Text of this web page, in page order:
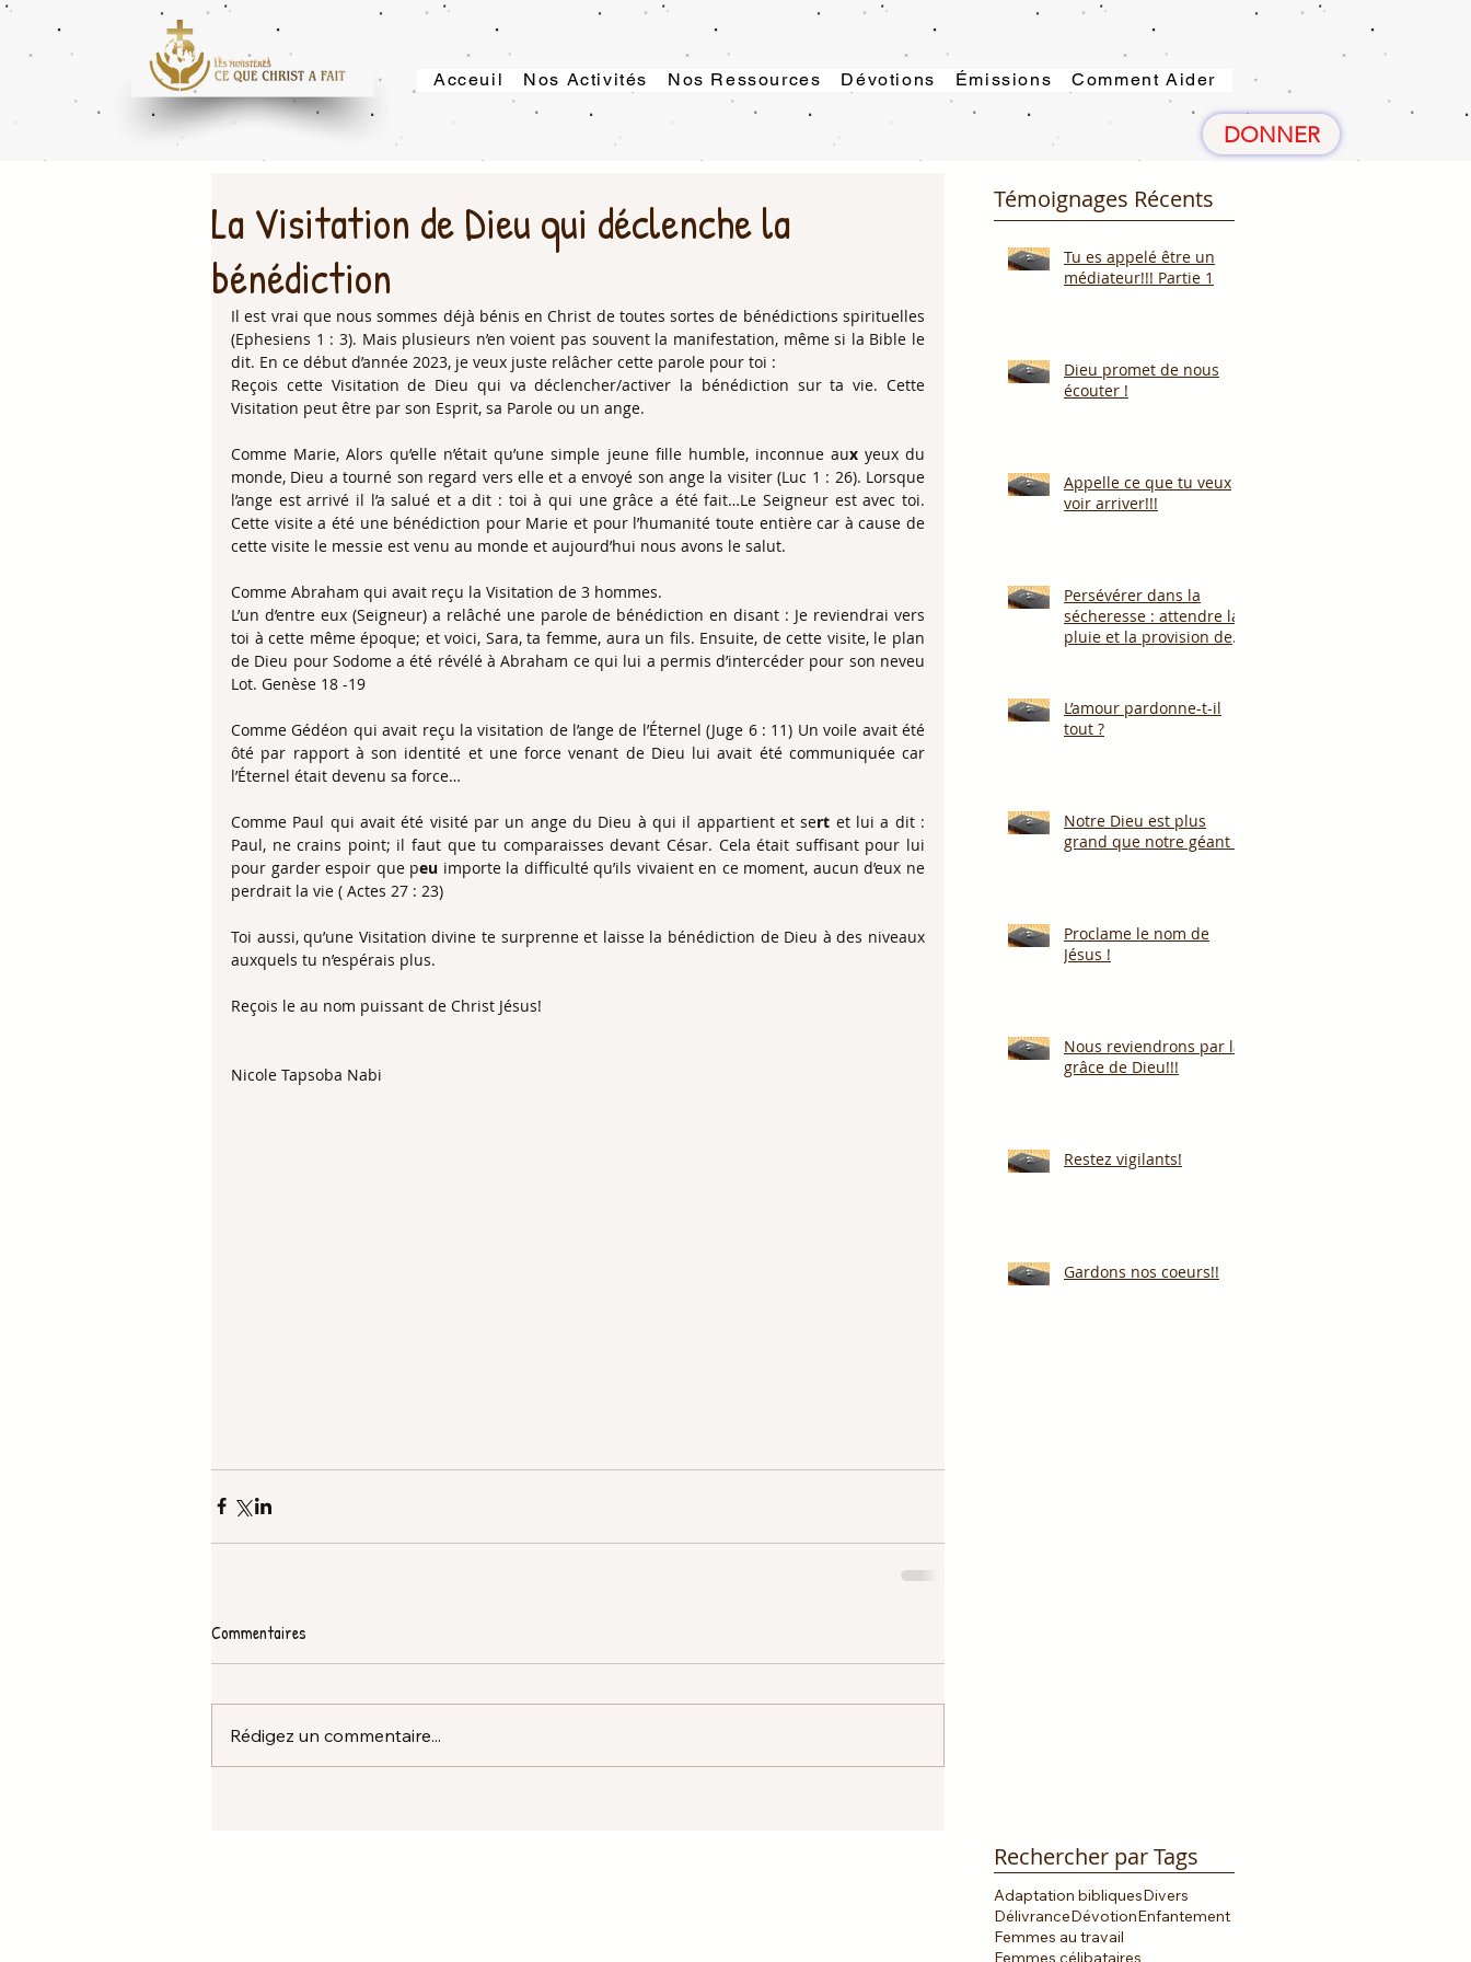
Acceuil Nos Activités Nos Ressources Dévotions Émissions Comment Aider
DONNER
La Visitation de Dieu qui déclenche la
bénédiction
Il est vrai que nous sommes déjà bénis en Christ de toutes sortes de bénédictions spirituelles
(Ephesiens 1 : 3). Mais plusieurs n’en voient pas souvent la manifestation, même si la Bible le
dit. En ce début d’année 2023, je veux juste relâcher cette parole pour toi :
Reçois cette Visitation de Dieu qui va déclencher/activer la bénédiction sur ta vie. Cette
Visitation peut être par son Esprit, sa Parole ou un ange.
Comme Marie, Alors qu’elle n’était qu’une simple jeune fille humble, inconnue aux yeux du
monde, Dieu a tourné son regard vers elle et a envoyé son ange la visiter (Luc 1 : 26). Lorsque
l’ange est arrivé il l’a salué et a dit : toi à qui une grâce a été fait…Le Seigneur est avec toi.
Cette visite a été une bénédiction pour Marie et pour l’humanité toute entière car à cause de
cette visite le messie est venu au monde et aujourd’hui nous avons le salut.
Comme Abraham qui avait reçu la Visitation de 3 hommes.
L’un d’entre eux (Seigneur) a relâché une parole de bénédiction en disant : Je reviendrai vers
toi à cette même époque; et voici, Sara, ta femme, aura un fils. Ensuite, de cette visite, le plan
de Dieu pour Sodome a été révélé à Abraham ce qui lui a permis d’intercéder pour son neveu
Lot. Genèse 18 -19
Comme Gédéon qui avait reçu la visitation de l’ange de l’Éternel (Juge 6 : 11) Un voile avait été
ôté par rapport à son identité et une force venant de Dieu lui avait été communiquée car
l’Éternel était devenu sa force…
Comme Paul qui avait été visité par un ange du Dieu à qui il appartient et sert et lui a dit :
Paul, ne crains point; il faut que tu comparaisses devant César. Cela était suffisant pour lui
pour garder espoir que peu importe la difficulté qu’ils vivaient en ce moment, aucun d’eux ne
perdrait la vie ( Actes 27 : 23)
Toi aussi, qu’une Visitation divine te surprenne et laisse la bénédiction de Dieu à des niveaux
auxquels tu n’espérais plus.
Reçois le au nom puissant de Christ Jésus!
Nicole Tapsoba Nabi
Commentaires
Rédigez un commentaire...
Témoignages Récents
Tu es appelé être un
médiateur!!! Partie 1
Dieu promet de nous
écouter !
Appelle ce que tu veux
voir arriver!!!
Persévérer dans la
sécheresse : attendre la
pluie et la provision de
L’amour pardonne-t-il
tout ?
Notre Dieu est plus
grand que notre géant !
Proclame le nom de
Jésus !
Nous reviendrons par la
grâce de Dieu!!!
Restez vigilants!
Gardons nos coeurs!!
Rechercher par Tags
Adaptation bibliquesDivers
DélivranceDévotionEnfantement
Femmes au travail
Femmes célibataires